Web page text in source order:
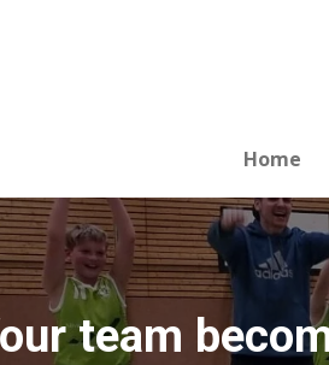
Home
team